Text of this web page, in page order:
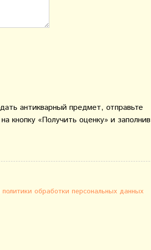
антикварный предмет, отправьте
кнопку «Получить оценку» и заполнив
политики обработки персональных данных